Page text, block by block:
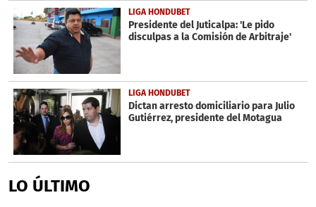
LIGA HONDUBET
Presidente del Juticalpa: 'Le pido
disculpas a la Comisión de Arbitraje'
LIGA HONDUBET
Dictan arresto domiciliario para Julio
Gutiérrez, presidente del Motagua
LO ÚLTIMO